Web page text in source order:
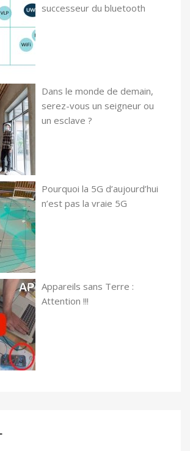
successeur du bluetooth
Dans le monde de demain,
serez-vous un seigneur ou
un esclave ?
Pourquoi la 5G d’aujourd’hui
n’est pas la vraie 5G
Appareils sans Terre :
Attention !!!